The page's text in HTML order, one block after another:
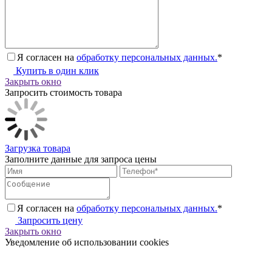
Я согласен на обработку персональных данных.*
Купить в один клик
Закрыть окно
Запросить стоимость товара
Загрузка товара
Заполните данные для запроса цены
Я согласен на обработку персональных данных.*
Запросить цену
Закрыть окно
Уведомление об использовании cookies